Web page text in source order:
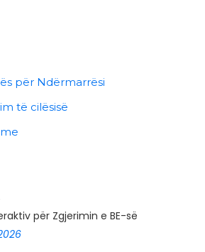
për Ndërmarrësi
të cilësisë
për Zgjerimin e BE-së